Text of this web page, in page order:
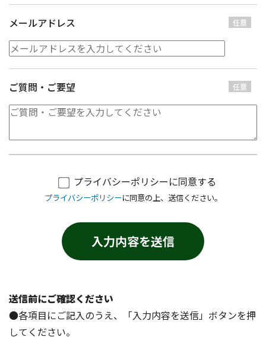
メールアドレス 任意
ご質問・ご要望 任意
プライバシーポリシーに同意する
プライバシーポリシーに同意の上、送信ください。
送信前にご確認ください
●各項目にご記入のうえ、「入力内容を送信」ボタンを押
してください。